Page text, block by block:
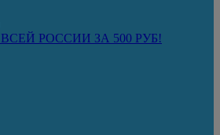
РОССИИ ЗА 500 РУБ!